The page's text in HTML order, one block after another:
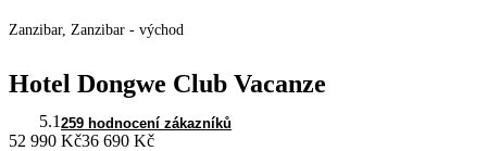
Zanzibar, Zanzibar - východ
Hotel Dongwe Club Vacanze
5.1 259 hodnocení zákazníků
52 990 Kč36 690 Kč